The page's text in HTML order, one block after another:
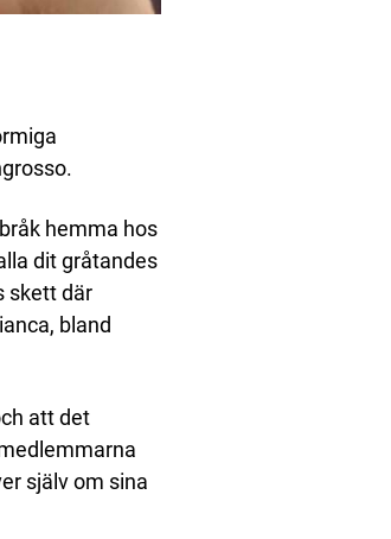
hemma hos
dit gråtandes
skett där
bland
att det
själv om sina